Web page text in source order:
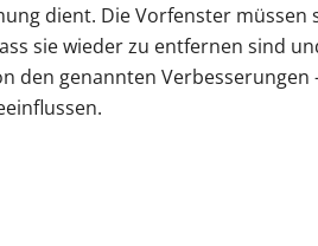
dient. Die Vorfenster müssen
sie wieder zu entfernen sind
den genannten Verbesserungen